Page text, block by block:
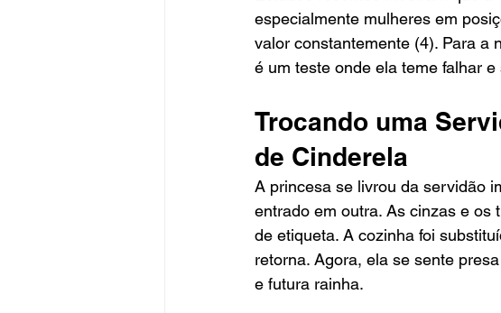
especialmente mulheres em
valor constantemente (4). Para a
é um teste onde ela teme falhar
Trocando uma
de Cinderela
A princesa se livrou da servidão
entrado em outra. As cinzas e os
de etiqueta. A cozinha foi
retorna. Agora, ela se sente
e futura rainha.